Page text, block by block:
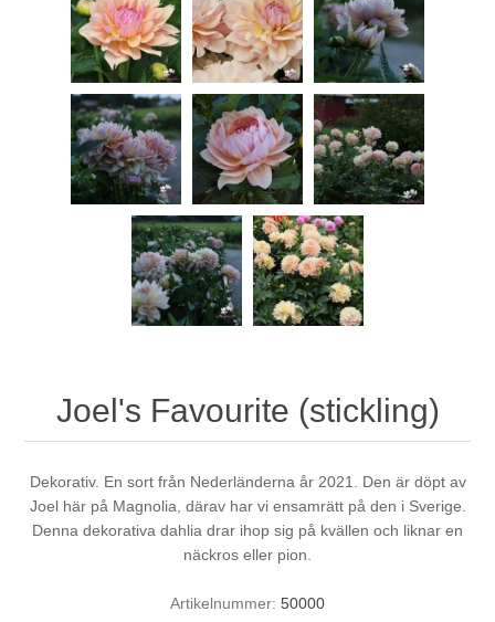
Joel's Favourite (stickling)
Dekorativ. En sort från Nederländerna år 2021. Den är döpt av
Joel här på Magnolia, därav har vi ensamrätt på den i Sverige.
Denna dekorativa dahlia drar ihop sig på kvällen och liknar en
näckros eller pion.
Artikelnummer: 50000